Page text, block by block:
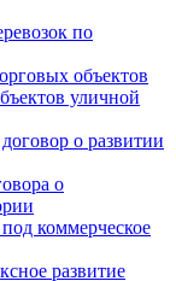
по
объектов
уличной
о развитии
о
коммерческое
развитие